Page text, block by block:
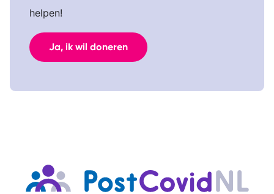
helpen!
Ja, ik wil doneren